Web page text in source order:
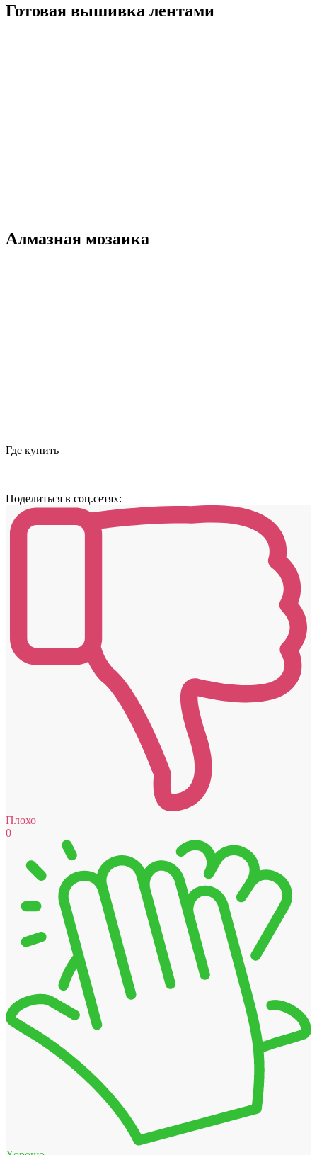
Готовая вышивка лентами
Алмазная мозаика
Где купить
Поделиться в соц.сетях:
Плохо
0